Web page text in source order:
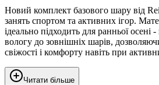
Новий комплект базового шару від
занять спортом та активних ігор.
ідеально підходить для ранньої осені
вологу до зовнішніх шарів,
свіжості і комфорту навіть при
Читати більше